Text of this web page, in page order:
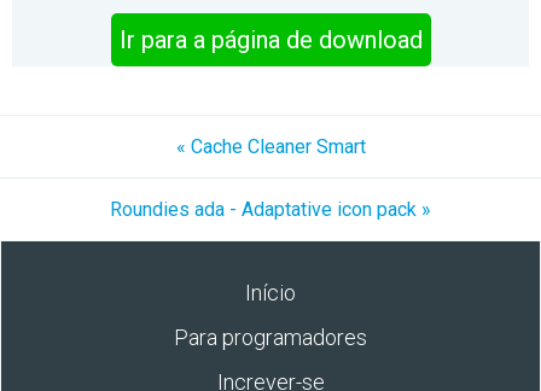
Ir para a página de download
« Cache Cleaner Smart
Roundies ada - Adaptative icon pack »
Início
Para programadores
Increver-se